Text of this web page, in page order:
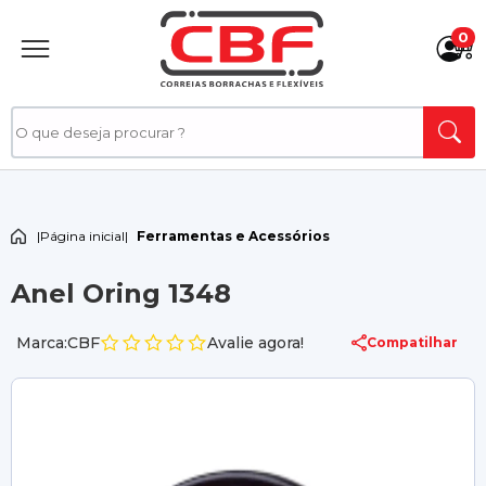
0
|Página inicial| Ferramentas e Acessórios
Anel Oring 1348
Marca:CBF Avalie agora! Compatilhar